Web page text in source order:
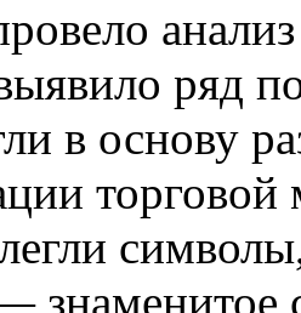
ряд
в основу
знаменитое